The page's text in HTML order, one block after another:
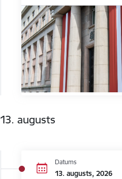
13. augusts
Datums
13. augusts, 2026